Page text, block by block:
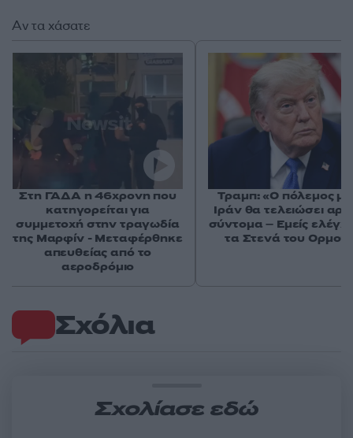
Σχόλια
Σχολίασε εδώ
Αν τα χάσατε
Στη ΓΑΔΑ η 46χρονη που
κατηγορείται για
συμμετοχή στην τραγωδία
της Μαρφίν - Μεταφέρθηκε
απευθείας από το
αεροδρόμιο
Τραμπ: «Ο πόλεμος με
Ιράν θα τελειώσει
σύντομα – Εμείς
τα Στενά του